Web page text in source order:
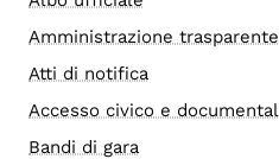
Amministrazione trasparente
Atti di notifica
Accesso civico e
Bandi di gara